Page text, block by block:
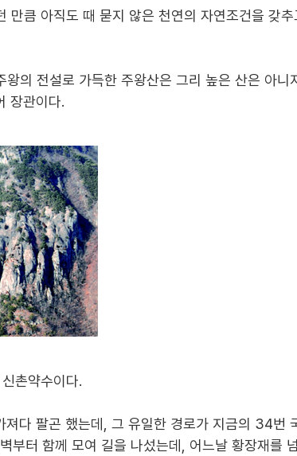
큼 아직도 때 묻지 않은 천연의 자연조건을 갖
의 전설로 가득한 주왕산은 그리 높은 산은 아니
장관이다.
촌약수이다.
져다 팔곤 했는데 ,그 유일한 경로가 지금의 34번
부터 함께 모여 길을 나섰는데
어느날 황장재를